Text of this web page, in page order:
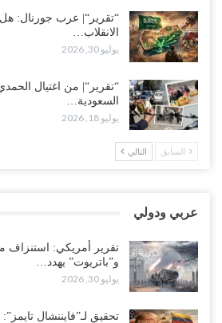
أغسطس 3, 2026
“مقالات“| لا تكونوا سجناء هواتفكم..!
أغسطس 3, 2026
“حضرموت“| بعد اقتحام منزل شيخ بارز.. قبائل
احتشاداً على الحدود السعودية..!
أغسطس 2, 2026
أغسطس 2, 2026
“تعز“| مع اقتراب إعادة الهيكلة السعودية..
لإشعال حرب..!
أغسطس 2, 2026
“تقرير“| عرب جورنال: هل
الانقلاب…
يوليو 30, 2026
“تقرير“| من اغتيال
السعودية…
يوليو 18, 2026
السابق التالي
عربي ودولي
تقرير أمريكي: استنزاف
و”باتريوت” يهدد…
يوليو 30, 2026
تحقيق لـ”فايننشال